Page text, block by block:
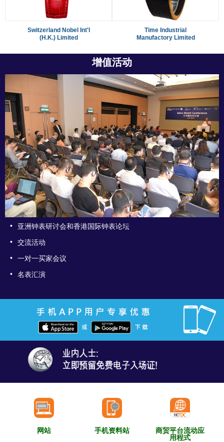
Switzerland Nobel Int'l
(H.K.) Limited
Time Industrial
Manufactory Limited
增值活动
•
亚洲钟表研讨会和香港国际钟表论坛
•
交流活动
•
一对一买家会议
•
名表汇演
网站 手机资料站
商贸平台流动应
用程式